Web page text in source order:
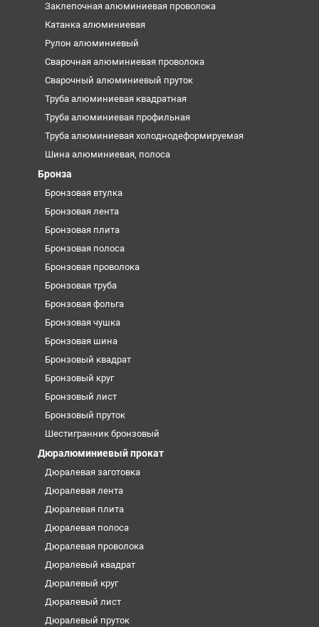
Заклепочная алюминиевая проволока
Катанка алюминиевая
Рулон алюминиевый
Сварочная алюминиевая проволока
Сварочный алюминиевый пруток
Труба алюминиевая квадратная
Труба алюминиевая профильная
Труба алюминиевая холоднодеформируемая
Шина алюминиевая, полоса
Бронза
Бронзовая втулка
Бронзовая лента
Бронзовая плита
Бронзовая полоса
Бронзовая проволока
Бронзовая труба
Бронзовая фольга
Бронзовая чушка
Бронзовая шина
Бронзовый квадрат
Бронзовый круг
Бронзовый лист
Бронзовый пруток
Шестигранник бронзовый
Дюралюминиевый прокат
Дюралевая заготовка
Дюралевая лента
Дюралевая плита
Дюралевая полоса
Дюралевая проволока
Дюралевый квадрат
Дюралевый круг
Дюралевый лист
Дюралевый пруток